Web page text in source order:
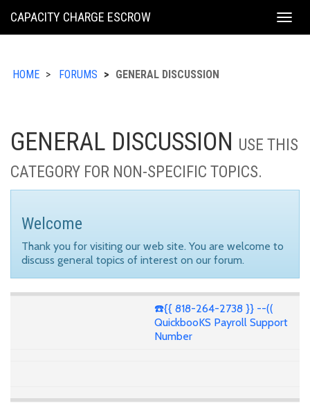
KING
CAPACITY CHARGE ESCROW
HOME FORUMS GENERAL DISCUSSION
GENERAL DISCUSSION USE THIS
CATEGORY FOR NON-SPECIFIC TOPICS.
Welcome
Thank you for visiting our web site. You are welcome to
discuss general topics of interest on our forum.
☎️{{ 818-264-2738 }} --((
QuickbooKS Payroll Support
Number